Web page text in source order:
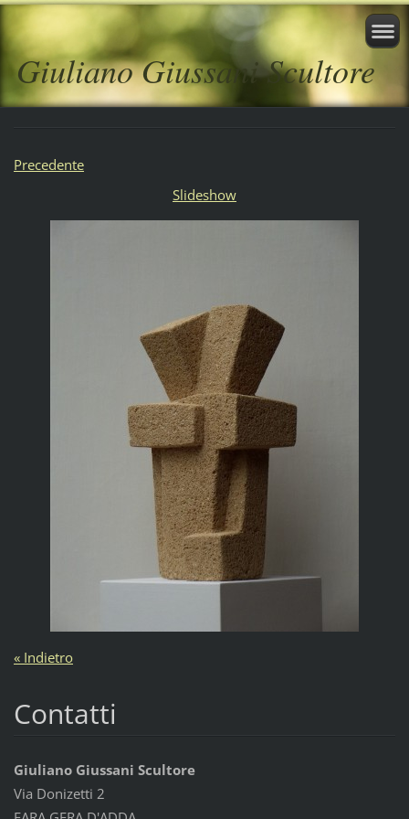
Giuliano Giussani Scultore
Precedente
Slideshow
« Indietro
Contatti
Giuliano Giussani Scultore
Via Donizetti 2